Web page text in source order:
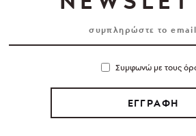
Συμφωνώ με τους
ΕΓΓΡΑΦΗ